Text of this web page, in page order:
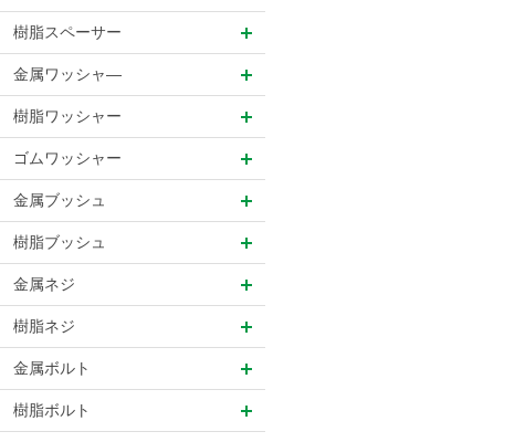
樹脂スペーサー
金属ワッシャ―
樹脂ワッシャー
ゴムワッシャー
金属ブッシュ
樹脂ブッシュ
金属ネジ
樹脂ネジ
金属ボルト
樹脂ボルト